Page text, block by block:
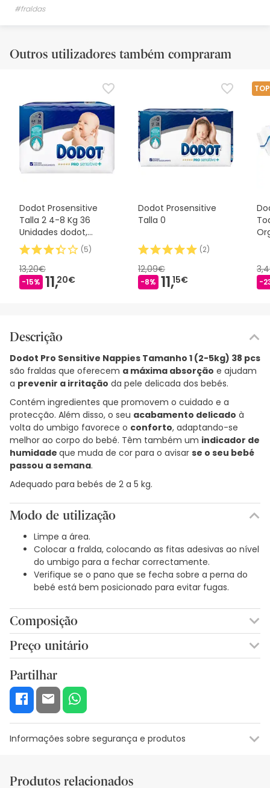
#fraldas
Outros utilizadores também compraram
Dodot Prosensitive
Talla 2 4-8 Kg 36
Unidades dodot,
36Uds
(5)
13,20€
-15% 11,20€
Dodot Prosensitive
Talla 0
(2)
12,09€
-8% 11,15€ -
Descrição
Dodot Pro Sensitive Nappies Tamanho 1 (2-5kg) 38 pcs
são fraldas que oferecem a máxima absorção e ajudam
a prevenir a irritação da pele delicada dos bebés.
Contém ingredientes que promovem o cuidado e a
protecção. Além disso, o seu acabamento delicado à
volta do umbigo favorece o conforto, adaptando-se
melhor ao corpo do bebé. Têm também um indicador de
humidade que muda de cor para o avisar se o seu bebé
passou a semana.
Adequado para bebés de 2 a 5 kg.
Modo de utilização
Limpe a área.
Colocar a fralda, colocando as fitas adesivas ao nível
do umbigo para a fechar correctamente.
Verifique se o pano que se fecha sobre a perna do
bebé está bem posicionado para evitar fugas.
Composição
Núcleo superabsorvente: este
em todas as fraldas descartáveis, tem a propriedade
líquido em apenas alguns segundos. Estes
superabsorventes são totalmente seguros e
quimicamente inertes, mesmo em possível
contacto com a pele.
Celulose:um ingrediente natural que absorve a
humidade. Toda a celulose utilizada pela Dodot® é de
florestas e cumpre com os requisitos do
Preço unitário
Partilhar
Informações sobre segurança e produtos
Produtos relacionados